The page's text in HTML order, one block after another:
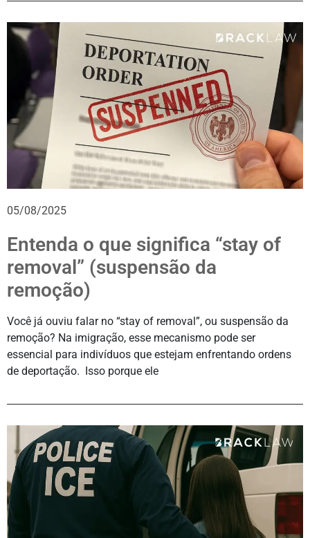
05/08/2025
Entenda o que significa “stay of
removal” (suspensão da
remoção)
Você já ouviu falar no “stay of removal”, ou suspensão da
remoção? Na imigração, esse mecanismo pode ser
essencial para indivíduos que estejam enfrentando ordens
de deportação. Isso porque ele